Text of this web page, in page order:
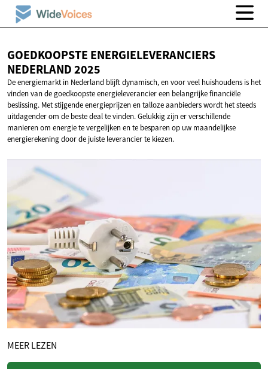
GOEDKOOPSTE ENERGIELEVERANCIERS
NEDERLAND 2025
De energiemarkt in Nederland blijft dynamisch, en voor veel huishoudens is het
vinden van de goedkoopste energieleverancier een belangrijke financiële
beslissing. Met stijgende energieprijzen en talloze aanbieders wordt het steeds
uitdagender om de beste deal te vinden. Gelukkig zijn er verschillende
manieren om energie te vergelijken en te besparen op uw maandelijkse
energierekening door de juiste leverancier te kiezen.
MEER LEZEN